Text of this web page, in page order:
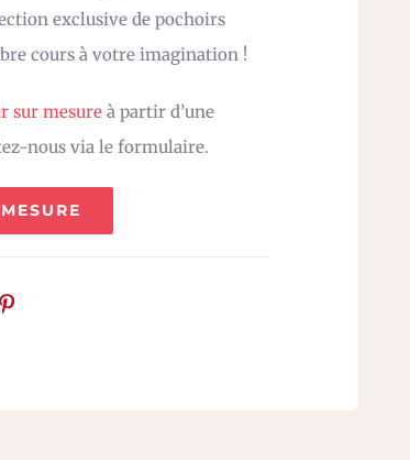
exclusive de pochoirs
cours à votre imagination !
sur mesure à partir d’une
nous via le formulaire.